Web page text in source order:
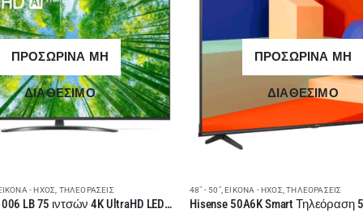
ΠΡΟΣΩΡΙΝΑ ΜΗ
ΔΙΑΘΕΣΙΜΟ
- ΉΧΟΣ, ΤΗΛΕΟΡΆΣΕΙΣ
LG 75UQ81006 LB 75 ιντσών 4K UltraHD LED Smart Τηλεόραση HDR
ΠΡΟΣΩΡΙΝΑ ΜΗ
ΔΙΑΘΕΣΙΜΟ
48" - 50", ΕΙΚΌΝΑ - ΉΧΟΣ,ΤΗΛΕΟΡΆΣΕΙΣ